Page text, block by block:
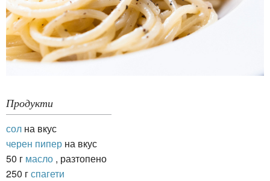
Продукти
сол на вкус
черен пипер на вкус
50 г масло , разтопено
250 гспагети